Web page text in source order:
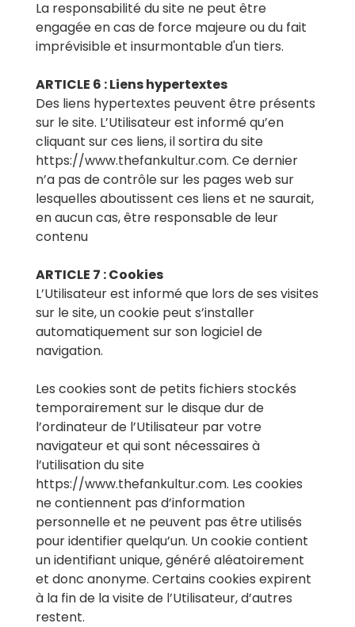
La responsabilité du site ne peut être
engagée en cas de force majeure ou du fait
imprévisible et insurmontable d'un tiers.
ARTICLE 6 : Liens hypertextes
Des liens hypertextes peuvent être présents
sur le site. L’Utilisateur est informé qu’en
cliquant sur ces liens, il sortira du site
https://www.thefankultur.com. Ce dernier
n’a pas de contrôle sur les pages web sur
lesquelles aboutissent ces liens et ne saurait,
en aucun cas, être responsable de leur
contenu
ARTICLE 7 : Cookies
L’Utilisateur est informé que lors de ses visites
sur le site, un cookie peut s’installer
automatiquement sur son logiciel de
navigation.
Les cookies sont de petits fichiers stockés
temporairement sur le disque dur de
l’ordinateur de l’Utilisateur par votre
navigateur et qui sont nécessaires à
l’utilisation du site
https://www.thefankultur.com. Les cookies
ne contiennent pas d’information
personnelle et ne peuvent pas être utilisés
pour identifier quelqu’un. Un cookie contient
un identifiant unique, généré aléatoirement
et donc anonyme. Certains cookies expirent
à la fin de la visite de l’Utilisateur, d’autres
restent.